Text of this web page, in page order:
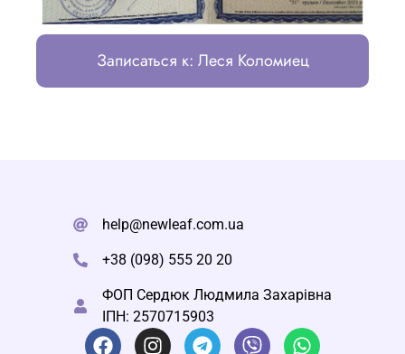
Записаться к: Леся Коломиец
help@newleaf.com.ua
+38 (098) 555 20 20
ФОП Сердюк Людмила Захарівна
ІПН: 2570715903